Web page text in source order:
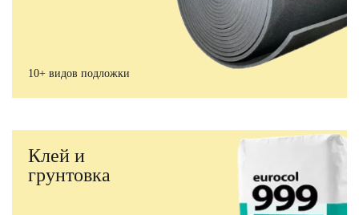
10+ видов подложки
Клей и
грунтовка